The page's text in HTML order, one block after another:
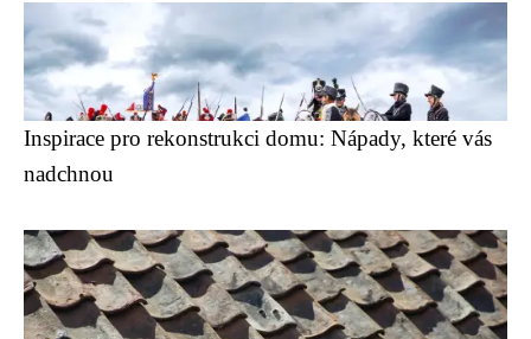
Inspirace pro rekonstrukci domu: Nápady, které vás
nadchnou